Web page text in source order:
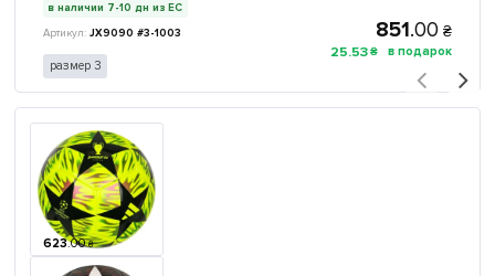
в наличии 7-10 дн из ЕС
JX9090 #3-1003
размер 3
851.00 ₴
25.53₴
623.00 ₴